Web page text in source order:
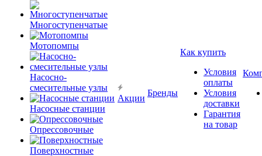
Многоступенчатые
Мотопомпы
Насосно-
смесительные узлы
Насосные станции
Опрессовочные
Поверхностные
Акции
Бренды
Как купить
Условия
оплаты
Условия
доставки
Гарантия
на товар